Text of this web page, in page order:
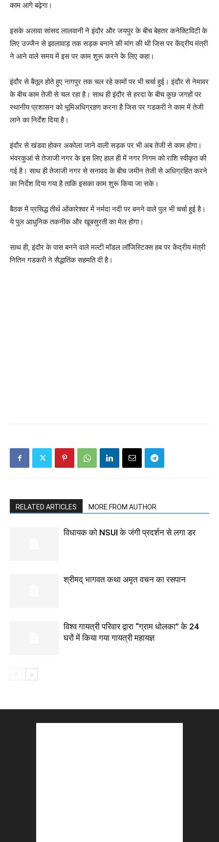
काम आगे बढ़ेगा।
इसके अलावा सांसद लालवानी ने इंदौर और जयपुर के बीच बेहतर कनेक्टिविटी के
लिए उज्‍जैन से झालावाड़ तक सड़क बनाने की मांग की थी जिस पर केंद्रीय मंत्री
ने आने वाले समय में इस पर काम शुरू करने के लिए कहा।
इंदौर से बैतूल होते हुए नागपुर तक चल रहे कामों पर भी चर्चा हुई। इंदौर से नेमावर
के बीच काम तेजी से चल रहा है। साथ ही इंदौर से हरदा के बीच कुछ जगहों पर
स्‍थानीय प्रशासन को भूमिअधिग्रहण करना है जिस पर गडकरी ने काम में तेजी
लाने का निर्देश दिया है।
इंदौर से खंडवा होकर अकोला जाने वाली सड़क पर भी अब तेजी से काम होगा।
भंवरकुआं से तेजाजी नगर के इस लिए हाल ही में नगर निगम को राशि स्‍वीकृत की
गई है। साथ ही तेजाजी नगर से सनावद के बीच जमीन तेजी से अधिग्रहित करने
का निर्देश दिया गया है ताकि इसका काम शुरू किया जा सके।
बैठक में प्रसिद्ध तीर्थ ओंकारेश्‍वर में नर्मदा नदी पर बनने वाले पुल भी चर्चा हुई है।
ये पुल आधुनिक तकनीक और खूबसुरती का मेल होगा।
साथ ही, इंदौर के पास बनने वाले मल्‍टी मॉडल लॉजिस्टिक्‍स हब पर केंद्रीय मंत्री
नितिन गडकरी ने सैद्धातिंक सहमति दी है।
RELATED ARTICLES MORE FROM AUTHOR
विधायक को NSUI के जंगी प्रदर्शन से लगा डर
श्रीमद् भागवत कथा अमृत वचन का रसपान
विश्व गायत्री परिवार द्वारा “ग्राम धोलका” के 24
घरों में किया गया गायत्री महायज्ञ